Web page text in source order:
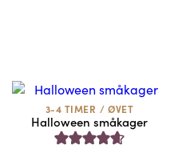
3-4 TIMER /ØVET
Halloween småkager